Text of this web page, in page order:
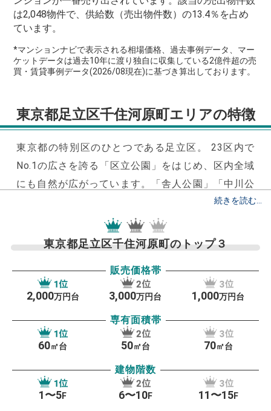
は2,048物件で、供給数（売出物件数）の13.4％を占め
ています。
*マンションナビで表示される相場価格、過去事例データ、マー
ケットデータは過去10年に渡り独自に収集している2億件超の売
買・賃貸事例データ(2026/08現在)に基づき算出しております。
東京都足立区千住河原町エリアの特徴
東京都の特別区のひとつである足立区。
23区内で
No.1の広さを誇る「区立公園」をはじめ、区内全域
にも自然が広がっています。
「舎人公園」「中川公
園」「北鹿浜公園」「東渕江庭園」「白旗塚史跡公
園」など、地元の方々から愛される公園が多いの
も、足立区の特徴のひとつです。都心にそびえ立つ
では感じられない魅力があふれています。そのひと
つが「千住」です。足立区千住は、東京でも有数の
たび登場しています。 明治時代から現代まで受け継
がれている歴史を楽しむために、足立区に足を運ぶ
人々は少なくありません。江戸時代のおもな交通手
段は水運で、有名どころと言えば「隅田川」「荒
川」「中川」などの川で、 足立区は水運として活用
東京都足立区千住河原町のトップ３
販売価格帯
2,000万円台 3,000万円台 1,000万円台
専有面積帯
60㎡台 50㎡台 70㎡台
建物階数
1〜5F 6〜10F 11〜15F